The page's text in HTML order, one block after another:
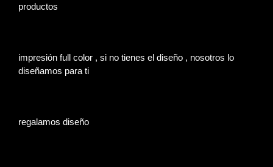
productos
impresión full color , si no tienes el diseño , nosotros lo
diseñamos para ti
regalamos diseño